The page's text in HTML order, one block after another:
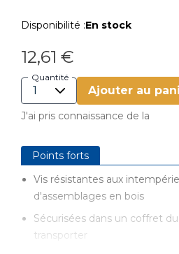
Disponibilité :En stock
12,61 €
Quantité
Ajouter au
J'ai pris connaissance de la
Points forts
Vis résistantes aux
d'assemblages en bois
Sécurisées dans un coffret
transporter